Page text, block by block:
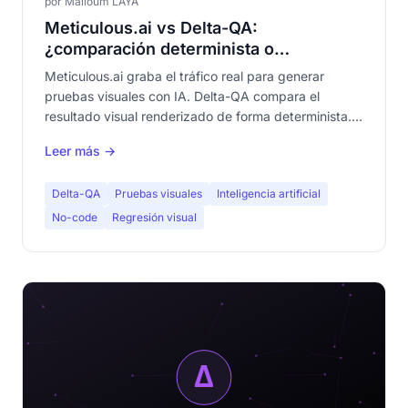
Meticulous.ai vs Delta-QA:
¿comparación determinista o
reproducción del tráfico real?
Meticulous.ai graba el tráfico real para generar
pruebas visuales con IA. Delta-QA compara el
resultado visual renderizado de forma determinista.
completa.
Leer más →
Delta-QA Pruebas visuales
Inteligencia artificial
No-code
Regresión visual